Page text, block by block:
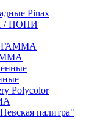
Pinax
/ ПОНИ
ГАММА
Polycolor
палитра"